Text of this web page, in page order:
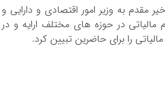
به وزیر امور اقتصادی و دارایی و
در حوزه های مختلف ارایه و در
را برای حاضرین تبیین کرد.